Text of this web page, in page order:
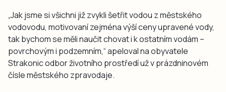
„Jak jsme si všichni již zvykli šetřit vodou z městského
vodovodu, motivovaní zejména výší ceny upravené vody,
tak bychom se měli naučit chovat i k ostatním vodám –
povrchovým i podzemním,“ apeloval na obyvatele
Strakonic odbor životního prostředí už v prázdninovém
čísle městského zpravodaje.